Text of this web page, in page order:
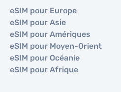
eSIM pour Europe
eSIM pour Asie
eSIM pour Amériques
eSIM pour Moyen-Orient
eSIM pour Océanie
eSIM pour Afrique